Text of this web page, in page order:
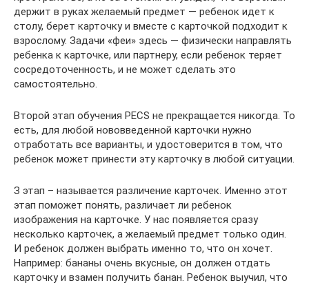
держит в руках желаемый предмет — ребенок идет к
столу, берет карточку и вместе с карточкой подходит к
взрослому. Задачи «феи» здесь — физически направлять
ребенка к карточке, или партнеру, если ребенок теряет
сосредоточенность, и не может сделать это
самостоятельно.
Второй этап обучения РЕСS не прекращается никогда. То
есть, для любой нововведенной карточки нужно
отработать все варианты, и удостоверится в том, что
ребенок может принести эту карточку в любой ситуации.
З этап – называется различение карточек. Именно этот
этап поможет понять, различает ли ребенок
изображения на карточке. У нас появляется сразу
несколько карточек, а желаемый предмет только один.
И ребенок должен выбрать именно то, что он хочет.
Например: бананы очень вкусные, он должен отдать
карточку и взамен получить банан. Ребенок выучил, что